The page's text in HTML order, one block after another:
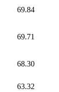
69.84
69.71
68.30
63.32